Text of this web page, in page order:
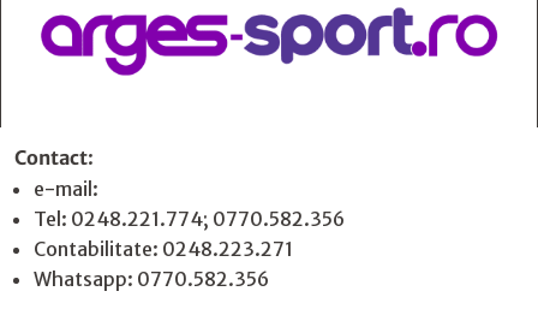
Contact:
e-mail:
Tel: 0248.221.774; 0770.582.356
Contabilitate: 0248.223.271
Whatsapp: 0770.582.356